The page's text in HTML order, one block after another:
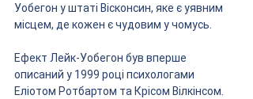
Уобегон у штаті Вісконсин, яке є уявним
місцем, де кожен є чудовим у чомусь.
Ефект Лейк-Уобегон був вперше
описаний у 1999 році психологами
Еліотом Ротбартом та Крісом Вілкінсом.